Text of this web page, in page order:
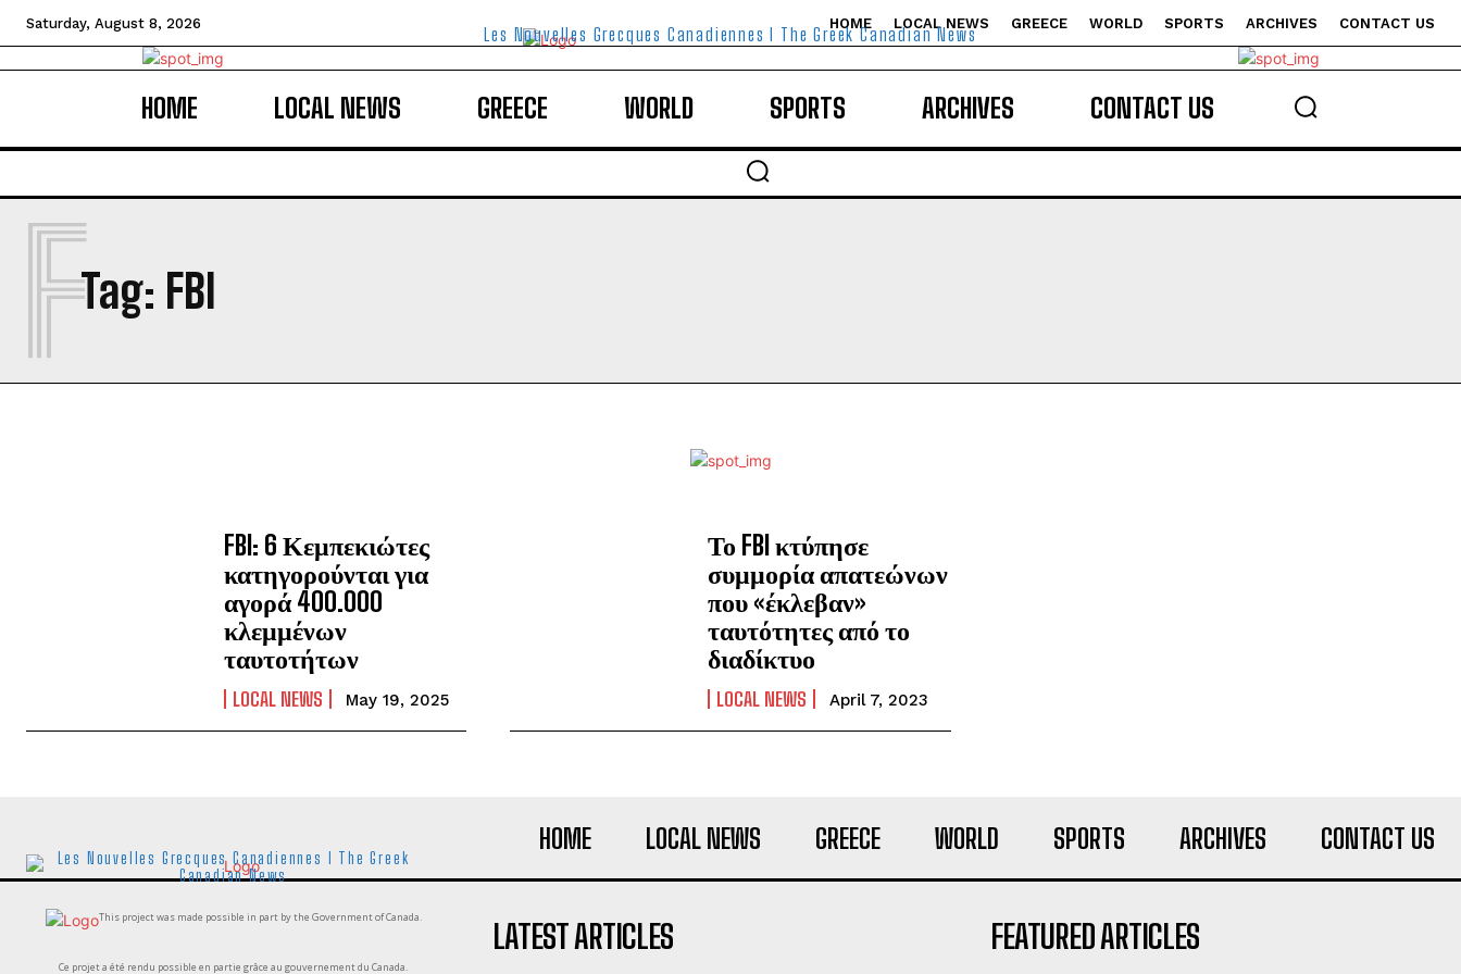
Saturday, August 8, 2026 HOME LOCAL NEWS GREECE WORLD SPORTS ARCHIVES CONTACT US
Les Nouvelles Grecques Canadiennes I The Greek Canadian News
HOME LOCAL NEWS GREECE WORLD SPORTS ARCHIVES CONTACT US
Tag: FBI
F
FBI: 6 Κεμπεκιώτες
κατηγορούνται για
αγορά 400.000
κλεμμένων
ταυτοτήτων
LOCAL NEWS May 19, 2025
Το FBI κτύπησε
συμμορία απατεώνων
που «έκλεβαν»
ταυτότητες από το
διαδίκτυο
LOCAL NEWS April 7, 2023
HOME LOCAL NEWS GREECE WORLD SPORTS ARCHIVES CONTACT US
Les Nouvelles Grecques Canadiennes I The Greek
Canadian News
This project was made possible in part by the Government of Canada.
Ce projet a été rendu possible en partie grâce au gouvernement du Canada.
LATEST ARTICLES FEATURED ARTICLES